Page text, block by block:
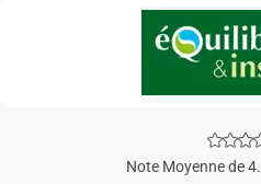
Note Moyenne de